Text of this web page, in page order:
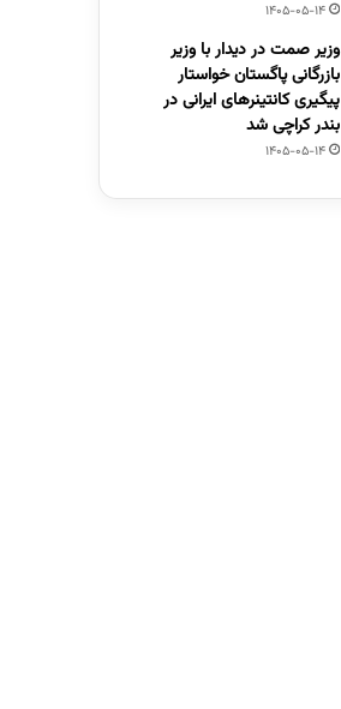
1405-05-14
وزیر صمت در دیدار با وزیر
بازرگانی پاگستان خواستار
پیگیری کانتینرهای ایرانی در
بندر کراچی شد
1405-05-14